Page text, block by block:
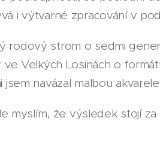
i výtvarné zpracování v
rodový strom o sedmi
Velkých Losinách o
navázal malbou
myslím, že výsledek stojí za